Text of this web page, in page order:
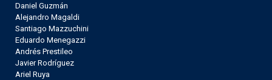
Daniel Guzmán
Alejandro Magaldi
Santiago Mazzuchini
Eduardo Menegazzi
Andrés Prestileo
Javier Rodríguez
Ariel Ruya